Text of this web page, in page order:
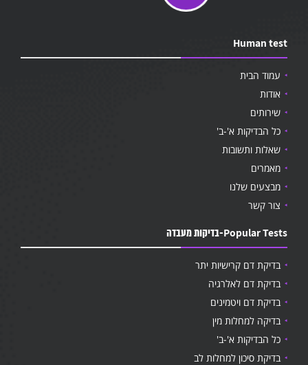
Human test
עמוד הבית
אודות
שירותים
כל הבדיקות א'-ב'
שאלות ותשובות
מאמרים
מבצעים שלנו
צור קשר
Popular Tests-בדיקות מעבדה
בדיקת דם קרישיות יתר
בדיקת דם לאלרגיה
בדיקת דם ויטמינים
בדיקה למחלות מין
כל הבדיקות א'-ב'
בדיקת סיכון למחלות לב